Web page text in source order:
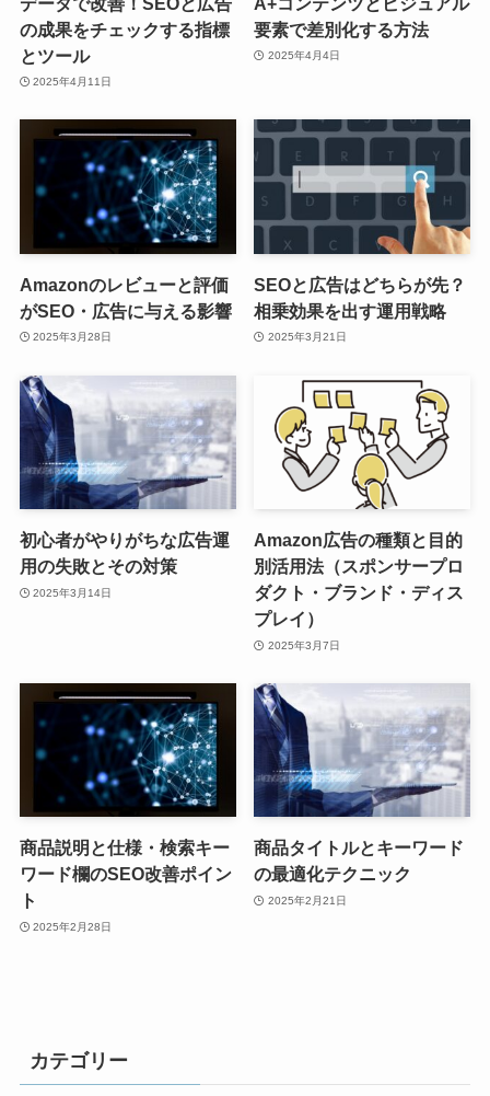
の成果をチェックする指標
とツール
2025年4月11日
要素で差別化する方法
2025年4月4日
Amazonのレビューと評価
がSEO・広告に与える影響
2025年3月28日
SEOと広告はどちらが先？
相乗効果を出す運用戦略
2025年3月21日
初心者がやりがちな広告運
用の失敗とその対策
2025年3月14日
Amazon広告の種類と目的
別活用法（スポンサープロ
ダクト・ブランド・ディス
プレイ）
2025年3月7日
商品説明と仕様・検索キー
ワード欄のSEO改善ポイン
ト
2025年2月28日
商品タイトルとキーワード
の最適化テクニック
2025年2月21日
カテゴリー